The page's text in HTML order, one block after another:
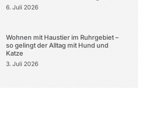
6. Juli 2026
Wohnen mit Haustier im Ruhrgebiet –
so gelingt der Alltag mit Hund und
Katze
3. Juli 2026